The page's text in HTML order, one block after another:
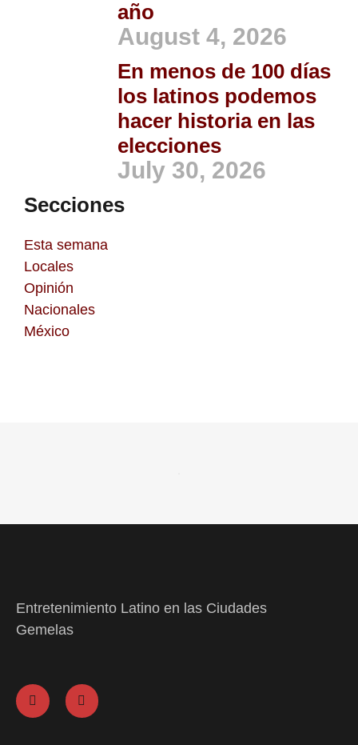
año
August 4, 2026
En menos de 100 días
los latinos podemos
hacer historia en las
elecciones
July 30, 2026
Secciones
Esta semana
Locales
Opinión
Nacionales
México
Entretenimiento Latino en las Ciudades
Gemelas